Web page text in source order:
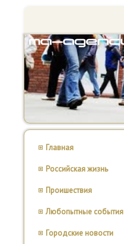
Главная
Российская жизнь
Проишествия
Любопытные события
Городские новости